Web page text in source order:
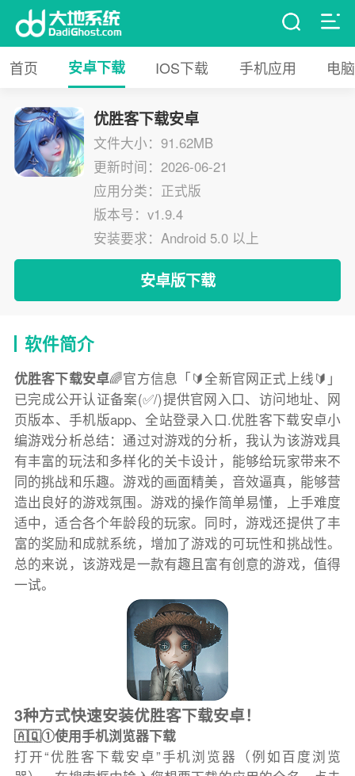
首页 安卓下载 IOS下载 手机应用 电
优胜客下载安卓
文件大小：91.62MB
更新时间：2026-06-21
应用分类：正式版
版本号：v1.9.4
安装要求：Android 5.0 以上
安卓版下载
软件简介
优胜客下载安卓🌈官方信息「🔰全新官网正式上线🔰」
已完成公开认证备案(✅/)提供官网入口、访问地址、网
页版本、手机版app、全站登录入口.优胜客下载安卓小
编游戏分析总结：通过对游戏的分析，我认为该游戏具
有丰富的玩法和多样化的关卡设计，能够给玩家带来不
同的挑战和乐趣。游戏的画面精美，音效逼真，能够营
造出良好的游戏氛围。游戏的操作简单易懂，上手难度
适中，适合各个年龄段的玩家。同时，游戏还提供了丰
富的奖励和成就系统，增加了游戏的可玩性和挑战性。
总的来说，该游戏是一款有趣且富有创意的游戏，值得
一试。
3种方式快速安装优胜客下载安卓！
🇦🇶①使用手机浏览器下载
打开“优胜客下载安卓”手机浏览器（例如百度浏览